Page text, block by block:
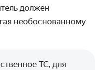
должен
необоснованному
ТС, для